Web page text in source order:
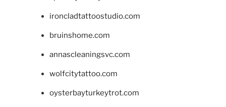
ironcladtattoostudio.com
bruinshome.com
annascleaningsvc.com
wolfcitytattoo.com
oysterbayturkeytrot.com